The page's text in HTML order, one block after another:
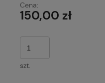
Cena:
150,00 zł
szt.